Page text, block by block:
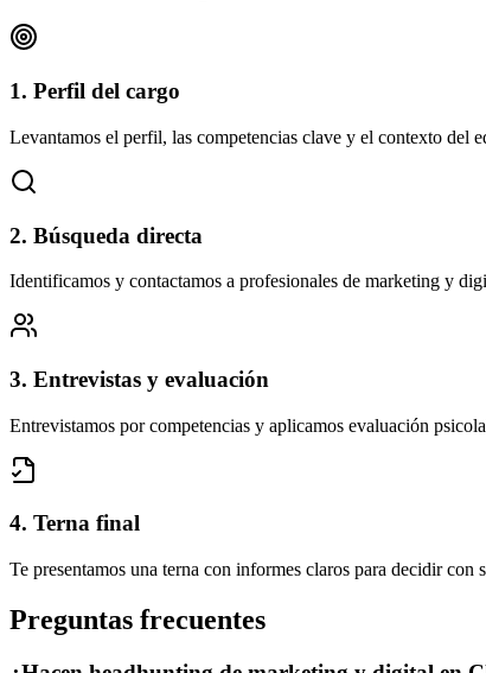
1. Perfil del cargo
Levantamos el perfil, las competencias clave y el contexto del
2. Búsqueda directa
Identificamos y contactamos a profesionales de marketing y
3. Entrevistas y evaluación
Entrevistamos por competencias y aplicamos evaluación
4. Terna final
Te presentamos una terna con informes claros para decidir con
Preguntas frecuentes